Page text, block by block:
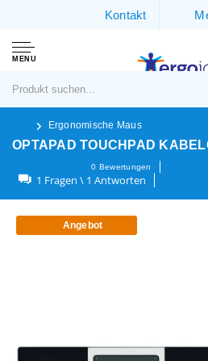
Kontakt
MENU
Ergonomische Maus
OPTAPAD TOUCHPAD
0 Bewertungen
1 Fragen \ 1 Antworten
Angebot